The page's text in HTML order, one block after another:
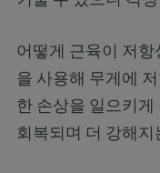
어떻게 근육이 저
을 사용해 무게에
한 손상을 일으키게
회복되며 더 강해